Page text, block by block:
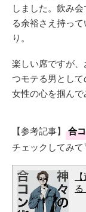
しました。飲み
る余裕さえ持っ
り。
楽しい席ですが
つモテる男とし
女性の心を掴んで
【参考記事】 合
チェックしてみ